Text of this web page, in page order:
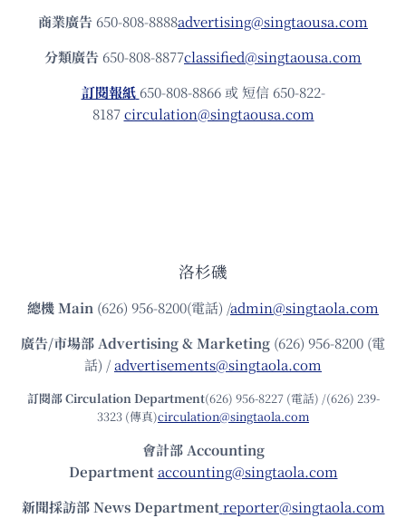
商業廣告 650-808-8888advertising@singtaousa.com
分類廣告 650-808-8877classified@singtaousa.com
訂閱報紙 650-808-8866 或 短信 650-822-
8187circulation@singtaousa.com
洛杉磯
總機Main (626) 956-8200(電話) /admin@singtaola.com
廣告/市場部Advertising & Marketing (626) 956-8200 (電
話) /advertisements@singtaola.com
訂閱部 Circulation Department(626) 956-8227 (電話) /(626) 239-
3323 (傳真)circulation@singtaola.com
會計部 Accounting
Department accounting@singtaola.com
新聞採訪部 News Department reporter@singtaola.com